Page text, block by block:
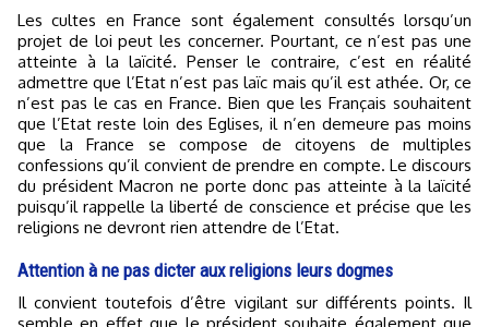
Les cultes en France sont également consultés lorsqu’un
projet de loi peut les concerner. Pourtant, ce n’est pas une
atteinte à la laïcité. Penser le contraire, c’est en réalité
admettre que l’Etat n’est pas laïc mais qu’il est athée. Or, ce
n’est pas le cas en France. Bien que les Français souhaitent
que l’Etat reste loin des Eglises, il n’en demeure pas moins
que la France se compose de citoyens de multiples
confessions qu’il convient de prendre en compte. Le discours
du président Macron ne porte donc pas atteinte à la laïcité
puisqu’il rappelle la liberté de conscience et précise que les
religions ne devront rien attendre de l’Etat.
Attention à ne pas dicter aux religions leurs dogmes
Il convient toutefois d’être vigilant sur différents points. Il